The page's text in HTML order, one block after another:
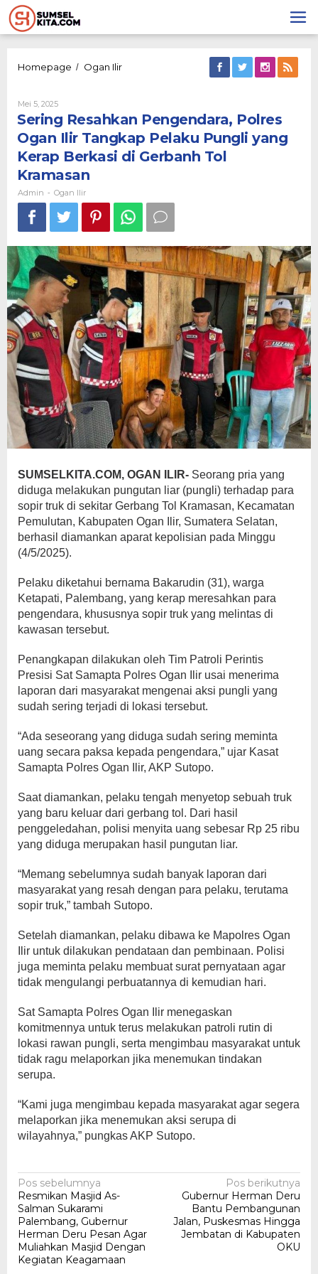
Lewati
ke
konten
Homepage / Ogan IlirSering
Ogan
Tangkap
Pelaku
Berkasi
di
Gerbanh
Tol
Kramasan
Mei 5, 2025Oleh
Admin
Sering Resahkan Pengendara, Polres
Ogan Ilir Tangkap Pelaku Pungli yang
Kerap Berkasi di Gerbanh Tol
Kramasan
Admin - Ogan Ilir
SUMSELKITA.COM, OGAN ILIR- Seorang pria yang
diduga melakukan pungutan liar (pungli) terhadap para
sopir truk di sekitar Gerbang Tol Kramasan, Kecamatan
Pemulutan, Kabupaten Ogan Ilir, Sumatera Selatan,
berhasil diamankan aparat kepolisian pada Minggu
(4/5/2025).
Pelaku diketahui bernama Bakarudin (31), warga
Ketapati, Palembang, yang kerap meresahkan para
pengendara, khususnya sopir truk yang melintas di
kawasan tersebut.
Penangkapan dilakukan oleh Tim Patroli Perintis
Presisi Sat Samapta Polres Ogan Ilir usai menerima
laporan dari masyarakat mengenai aksi pungli yang
sudah sering terjadi di lokasi tersebut.
“Ada seseorang yang diduga sudah sering meminta
uang secara paksa kepada pengendara,” ujar Kasat
Samapta Polres Ogan Ilir, AKP Sutopo.
Saat diamankan, pelaku tengah menyetop sebuah truk
yang baru keluar dari gerbang tol. Dari hasil
penggeledahan, polisi menyita uang sebesar Rp 25 ribu
yang diduga merupakan hasil pungutan liar.
“Memang sebelumnya sudah banyak laporan dari
masyarakat yang resah dengan para pelaku, terutama
sopir truk,” tambah Sutopo.
Setelah diamankan, pelaku dibawa ke Mapolres Ogan
Ilir untuk dilakukan pendataan dan pembinaan. Polisi
juga meminta pelaku membuat surat pernyataan agar
tidak mengulangi perbuatannya di kemudian hari.
Sat Samapta Polres Ogan Ilir menegaskan
komitmennya untuk terus melakukan patroli rutin di
lokasi rawan pungli, serta mengimbau masyarakat untuk
tidak ragu melaporkan jika menemukan tindakan
serupa.
“Kami juga mengimbau kepada masyarakat agar segera
melaporkan jika menemukan aksi serupa di
wilayahnya,” pungkas AKP Sutopo.
Navigasi
pos
Pos sebelumnya
Resmikan Masjid As-
Salman Sukarami
Palembang, Gubernur
Herman Deru Pesan Agar
Muliahkan Masjid Dengan
Kegiatan Keagamaan
Pos berikutnya
Gubernur Herman Deru
Bantu Pembangunan
Jalan, Puskesmas Hingga
Jembatan di Kabupaten
OKU